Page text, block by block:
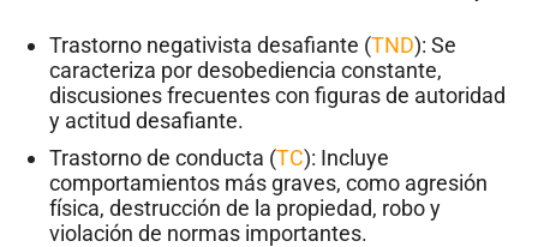
Trastorno negativista desafiante (TND): Se
caracteriza por desobediencia constante,
discusiones frecuentes con figuras de autoridad
y actitud desafiante.
Trastorno de conducta (TC): Incluye
comportamientos más graves, como agresión
física, destrucción de la propiedad, robo y
violación de normas importantes.